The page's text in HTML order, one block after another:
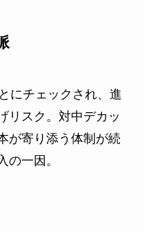
にチェックされ、進
リスク。対中デカッ
が寄り添う体制が続
の一因。